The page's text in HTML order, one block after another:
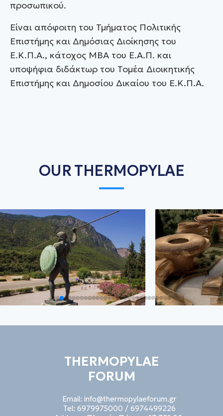
προσωπικού.
Είναι απόφοιτη του Τμήματος Πολιτικής
Επιστήμης και Δημόσιας Διοίκησης του
Ε.Κ.Π.Α., κάτοχος ΜΒΑ του Ε.Α.Π. και
υποψήφια διδάκτωρ του Τομέα Διοικητικής
Επιστήμης και Δημοσίου Δικαίου του Ε.Κ.Π.Α.
OUR THERMOPYLAE
THERMOPYLAE
FORUM
Email: info@thermopylaeforum.gr
Tel: 6979975000 / 6974499226